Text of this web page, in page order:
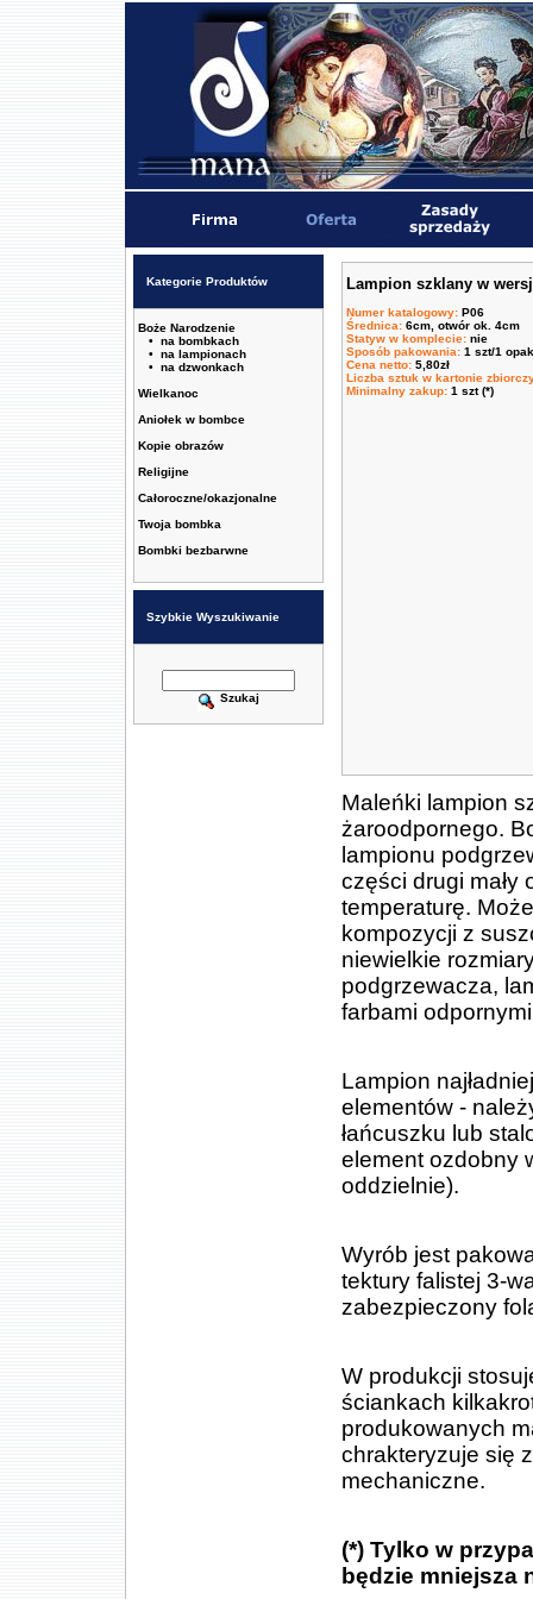
Kategorie Produktów
Boże Narodzenie
• na bombkach
• na lampionach
• na dzwonkach
Wielkanoc
Aniołek w bombce
Kopie obrazów
Religijne
Całoroczne/okazjonalne
Twoja bombka
Bombki bezbarwne
Szybkie Wyszukiwanie
Szukaj
Lampion szklany w
Numer katalogowy: P06
Średnica: 6cm, otwór ok. 4cm
Statyw w komplecie: nie
Sposób pakowania: 1 szt/1
Cena netto: 5,80zł
Liczba sztuk w kartonie
Minimalny zakup: 1 szt (*)
Maleńki lampion
żaroodpornego.
lampionu
części drugi mały
temperaturę.
kompozycji z
niewielkie
podgrzewacza,
farbami
Lampion
elementów -
łańcuszku lub
element ozdobny
oddzielnie).
Wyrób jest
tektury falistej 3-
zabezpieczony
W produkcji
ściankach
produkowanych
chrakteryzuje się
mechaniczne.
(*) Tylko w
będzie mniejsza